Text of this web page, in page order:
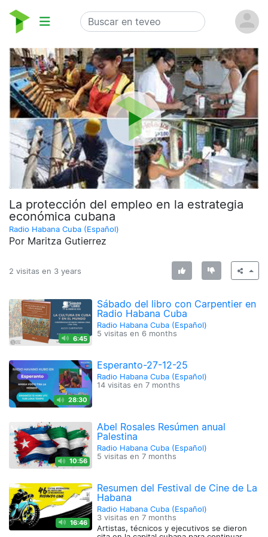
La protección del empleo en la estrategia
económica cubana
Radio Habana Cuba (Español)
Por Maritza Gutierrez
2 visitas en 3 years
6:45
Sábado del libro con Carpentier en
Radio Habana Cuba
Radio Habana Cuba (Español)
5 visitas en 6 months
28:30
Esperanto-27-12-25
Radio Habana Cuba (Español)
14 visitas en7 months
10:56
Abel Rosales Resúmen anual
Palestina
Radio Habana Cuba (Español)
5 visitas en7 months
16:46
Resumen del Festival de Cine de La
Habana
Radio Habana Cuba (Español)
3 visitas en7 months
Artistas, técnicos y ejecutivos se dieron